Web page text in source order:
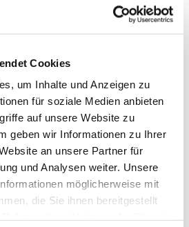
Cookies
um Inhalte und Anzeigen zu
für soziale Medien anbieten
auf unsere Website zu
geben wir Informationen zu Ihrer
an unsere Partner für
und Analysen weiter. Unsere
möglicherweise mit
die Sie ihnen bereitgestellt
auch interessieren